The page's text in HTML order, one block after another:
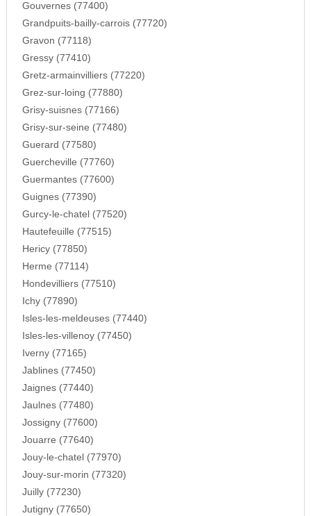
Gouvernes (77400)
Grandpuits-bailly-carrois (77720)
Gravon (77118)
Gressy (77410)
Gretz-armainvilliers (77220)
Grez-sur-loing (77880)
Grisy-suisnes (77166)
Grisy-sur-seine (77480)
Guerard (77580)
Guercheville (77760)
Guermantes (77600)
Guignes (77390)
Gurcy-le-chatel (77520)
Hautefeuille (77515)
Hericy (77850)
Herme (77114)
Hondevilliers (77510)
Ichy (77890)
Isles-les-meldeuses (77440)
Isles-les-villenoy (77450)
Iverny (77165)
Jablines (77450)
Jaignes (77440)
Jaulnes (77480)
Jossigny (77600)
Jouarre (77640)
Jouy-le-chatel (77970)
Jouy-sur-morin (77320)
Juilly (77230)
Jutigny (77650)